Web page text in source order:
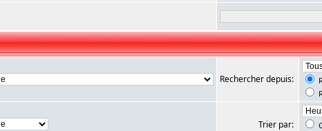
Rechercher depuis:
Trier par: